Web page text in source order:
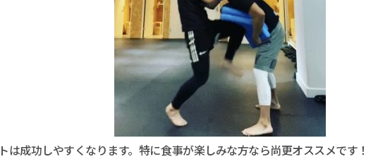
は成功しやすくなります。特に食事が楽しみな方なら尚更オススメです！